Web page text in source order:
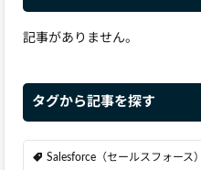
記事がありません。
タグから記事を探す
Salesforce（セールスフォース）